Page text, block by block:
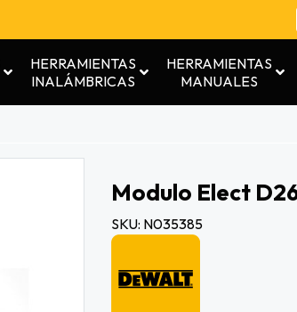
HERRAMIENTAS
INALÁMBRICAS
HERRAMIENTAS
MANUALES
Modulo Elect
SKU: N035385